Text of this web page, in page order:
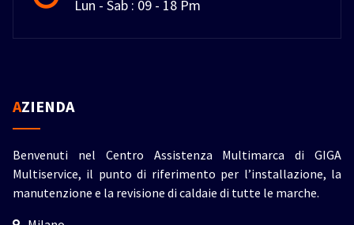
Lun - Sab : 09 - 18 Pm
AZIENDA
Benvenuti nel Centro Assistenza Multimarca di GIGA
Multiservice, il punto di riferimento per l’installazione, la
manutenzione e la revisione di caldaie di tutte le marche.